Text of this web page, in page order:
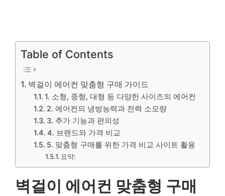
Table of Contents
벽걸이 에어컨 맞춤형 구매 가이드
1. 소형, 중형, 대형 등 다양한 사이즈의 에어컨
2. 에어컨의 냉방능력과 전력 소모량
3. 추가 기능과 편의성
4. 브랜드와 가격 비교
5. 맞춤형 구매를 위한 가격 비교 사이트 활용
요약:
벽걸이 에어컨 맞춤형 구매